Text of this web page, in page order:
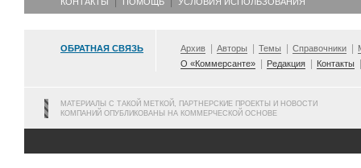
ОБРАТНАЯ СВЯЗЬ Архив Авторы Темы Справочники
О «Коммерсанте»
Редакция Контакты
МАТЕРИАЛЫ С ТАКОЙ МЕТКОЙ, ПАРТНЕРСКИЕ ПРОЕКТЫ И НОВОСТИ
КОМПАНИЙ ОПУБЛИКОВАНЫ НА КОММЕРЧЕСКОЙ ОСНОВЕ